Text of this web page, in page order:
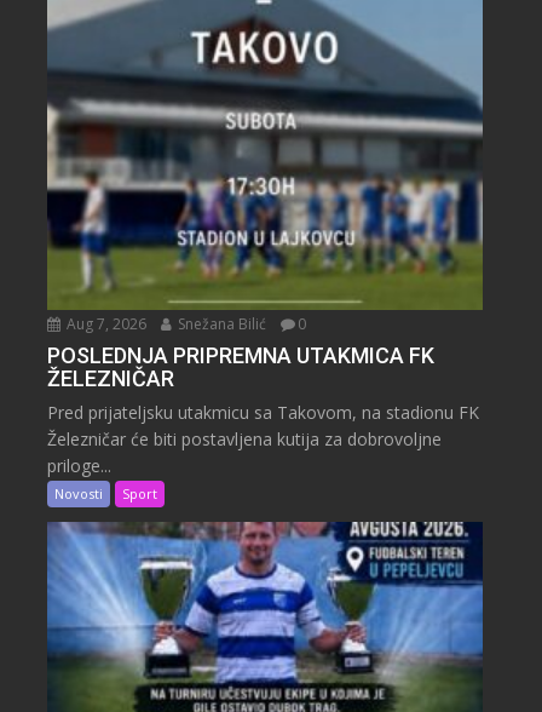
Aug 7, 2026 Snežana Bilić 0
POSLEDNJA PRIPREMNA UTAKMICA FK
ŽELEZNIČAR
Pred prijateljsku utakmicu sa Takovom, na stadionu FK
Železničar će biti postavljena kutija za dobrovoljne
priloge...
Novosti Sport